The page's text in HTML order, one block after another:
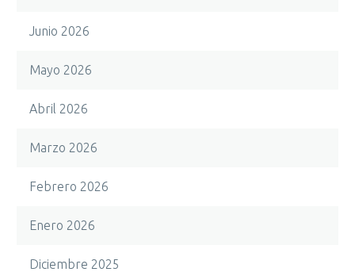
Junio 2026
Mayo 2026
Abril 2026
Marzo 2026
Febrero 2026
Enero 2026
Diciembre 2025